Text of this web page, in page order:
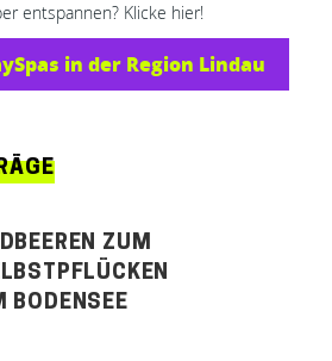
entspannen? Klicke hier!
in der Region Lindau
ZUM
BODENSEE